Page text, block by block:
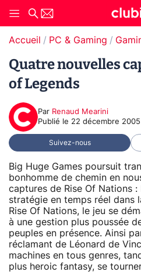
Accueil PC & Gaming
Quatre nouvelles
of Legends
Par Renaud Mearini
Publié le 22 décembre
Suivez-nous
Big Huge Games poursuit
bonhomme de chemin en
captures de Rise Of Nations :
stratégie en temps réel dans
Rise Of Nations, le jeu se
à une gestion plus poussée
peuples en présence. Ainsi
réclamant de Léonard de
machines en tous genres,
plus heroic fantasy, se